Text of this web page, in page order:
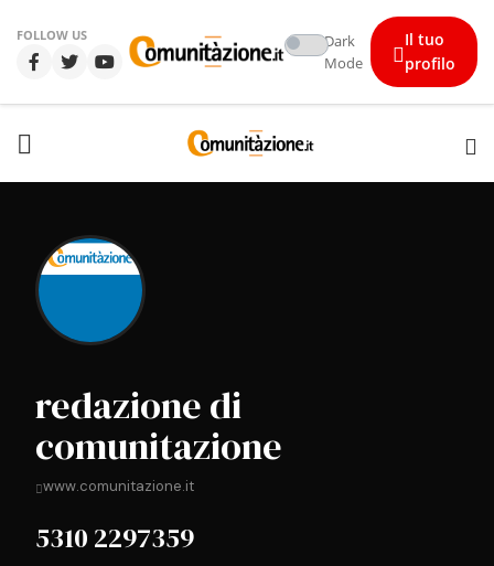
FOLLOW US
Dark
Mode
Il tuo
profilo
redazione di
comunitazione
www.comunitazione.it
5310 2297359